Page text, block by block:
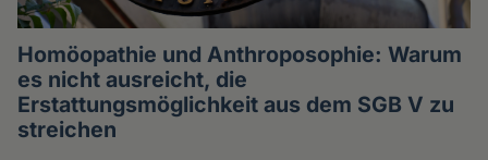
Homöopathie und Anthroposophie: Warum
es nicht ausreicht, die
Erstattungsmöglichkeit aus dem SGB V zu
streichen